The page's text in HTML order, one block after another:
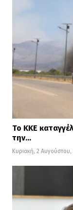
Το ΚΚΕ
την…
Κυριακή, 2 Αυγούστου,